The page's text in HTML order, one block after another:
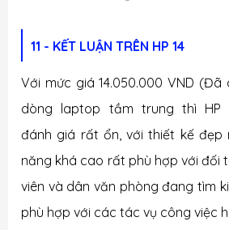
11 - KẾT LUẬN TRÊN HP 14
Với mức giá 14.050.000 VND (Đã
dòng laptop tầm trung thì HP
đánh giá rất ổn, với thiết kế đẹp
năng khá cao rất phù hợp với đối
viên và dân văn phòng đang tìm
phù hợp với các tác vụ công việc